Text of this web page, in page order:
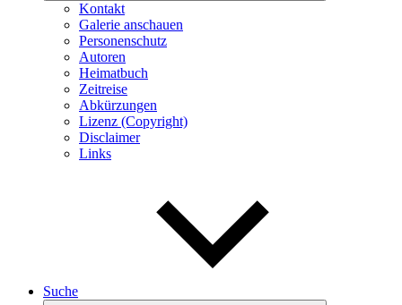
Kontakt
Galerie anschauen
Personenschutz
Autoren
Heimatbuch
Zeitreise
Abkürzungen
Lizenz (Copyright)
Disclaimer
Links
Suche